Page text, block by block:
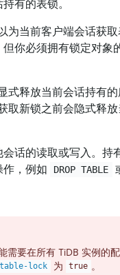
有的表锁。
为当前客户端会话获
你必须拥有锁定对象
式释放当前会话持有的
取新锁之前会隐式释
话的读取或写入。持
，例如
DROP TABLE
需要在所有 TiDB 实例的
lock 为 true 。